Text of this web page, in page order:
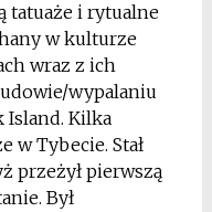
tatuaże i rytualne
w kulturze
wraz z ich
wypalaniu
Island. Kilka
w Tybecie. Stał
przeżył pierwszą
Był